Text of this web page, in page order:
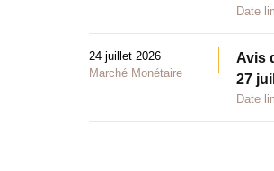
Date
24 juillet 2026
Marché Monétaire
Avis
27
Date